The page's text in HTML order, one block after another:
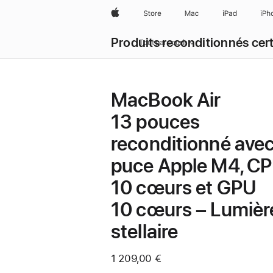
AppleStore Mac iPad
Produits reconditionnés
Tout parcourir
MacBook Air
13 pouces
reconditionné
puce Apple M4,
10 cœurs et GPU
10 cœurs –
stellaire
1 209,00 €